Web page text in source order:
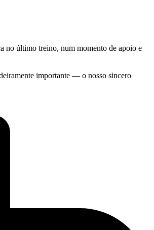
no último treino, num momento de apoio e
importante — o nosso sincero